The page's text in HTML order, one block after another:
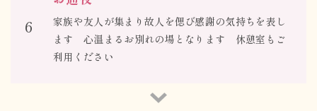
6
家族や友人が集まり故人を偲び感謝の気持ちを表し
ます 心温まるお別れの場となります 休憩室もご
利用ください